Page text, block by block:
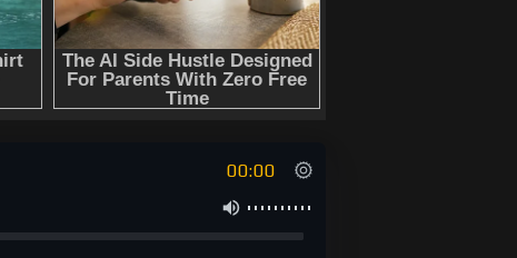
00:00